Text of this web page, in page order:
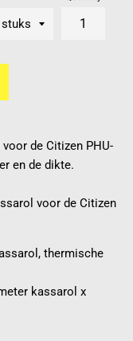
de Citizen PHU-
en de dikte.
voor de Citizen
thermische
kassarol x